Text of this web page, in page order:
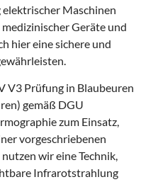
Maschinen
Geräte und
hier eine sichere und
V3 Prüfung in Blaubeuren
gemäß DGU
zum Einsatz,
vorgeschriebenen
wir eine Technik,
Infrarotstrahlung